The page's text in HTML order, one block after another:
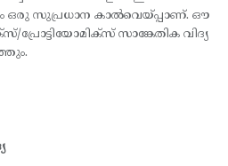
ഒരു സുപ്രധാന കാല്‍വെയ്പ്പാണ്. ഔ
പ്രോട്ടിയോമിക്സ് സാങ്കേതിക വിദ്യ